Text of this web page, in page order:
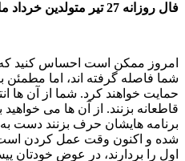
فال روزانه 27 تیر متولدین خرداد ماه
امروز ممکن است احساس کنید که
شما فاصله گرفته اند، اما
حمایت خواهند کرد. شما از آن ها
قاطعانه بزنند. از آن ها می
برنامه هایشان حرف بزنند دست
شده و اکنون وقت عمل کردن
اول را بردارند، در عوض خودتان